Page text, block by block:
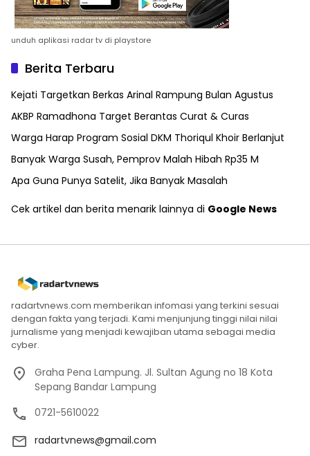
unduh aplikasi radar tv di playstore
Berita Terbaru
Kejati Targetkan Berkas Arinal Rampung Bulan Agustus
AKBP Ramadhona Target Berantas Curat & Curas
Warga Harap Program Sosial DKM Thoriqul Khoir Berlanjut
Banyak Warga Susah, Pemprov Malah Hibah Rp35 M
Apa Guna Punya Satelit, Jika Banyak Masalah
Cek artikel dan berita menarik lainnya di Google News
radartvnews.com memberikan infomasi yang terkini sesuai
dengan fakta yang terjadi. Kami menjunjung tinggi nilai nilai
jurnalisme yang menjadi kewajiban utama sebagai media
cyber.
Graha Pena Lampung. Jl. Sultan Agung no 18 Kota
Sepang Bandar Lampung
0721-5610022
radartvnews@gmail.com